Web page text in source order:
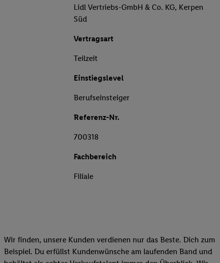
Lidl Vertriebs-GmbH & Co. KG, Kerpen
Süd
Vertragsart
Teilzeit
Einstiegslevel
Berufseinsteiger
Referenz-Nr.
700318
Fachbereich
Filiale
Wir finden, unsere Kunden verdienen nur das Beste. Dich zum
Beispiel. Du erfüllst Kundenwünsche am laufenden Band und